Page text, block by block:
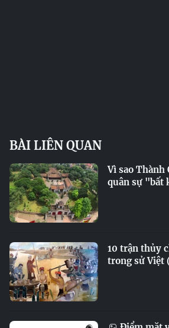
BÀI LIÊN QUAN
Vì sao Thành
quân sự "bất
10 trận thủy
trong sử Việt